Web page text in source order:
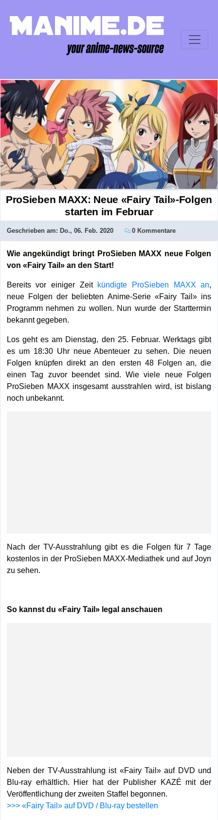
ProSieben MAXX: Neue «Fairy Tail»-Folgen
starten im Februar
Geschrieben am: Do., 06. Feb. 2020 0 Kommentare
Wie angekündigt bringt ProSieben MAXX neue Folgen
von «Fairy Tail» an den Start!
Bereits vor einiger Zeit kündigte ProSieben MAXX an,
neue Folgen der beliebten Anime-Serie «Fairy Tail» ins
Programm nehmen zu wollen. Nun wurde der Starttermin
bekannt gegeben.
Los geht es am Dienstag, den 25. Februar. Werktags gibt
es um 18:30 Uhr neue Abenteuer zu sehen. Die neuen
Folgen knüpfen direkt an den ersten 48 Folgen an, die
einen Tag zuvor beendet sind. Wie viele neue Folgen
ProSieben MAXX insgesamt ausstrahlen wird, ist bislang
noch unbekannt.
Nach der TV-Ausstrahlung gibt es die Folgen für 7 Tage
kostenlos in der ProSieben MAXX-Mediathek und auf Joyn
zu sehen.
So kannst du «Fairy Tail» legal anschauen
Neben der TV-Ausstrahlung ist «Fairy Tail» auf DVD und
Blu-ray erhältlich. Hier hat der Publisher KAZÉ mit der
Veröffentlichung der zweiten Staffel begonnen.
>>> «Fairy Tail» auf DVD / Blu-ray bestellen